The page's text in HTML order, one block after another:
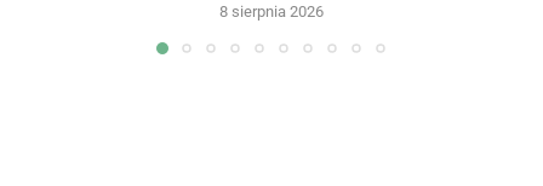
8 sierpnia 2026